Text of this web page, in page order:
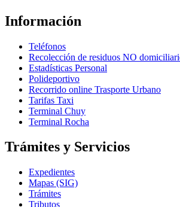
Información
Teléfonos
Recolección de residuos NO
Estadísticas Personal
Polideportivo
Recorrido online Trasporte Urbano
Tarifas Taxi
Terminal Chuy
Terminal Rocha
Trámites y Servicios
Expedientes
Mapas (SIG)
Trámites
Tributos